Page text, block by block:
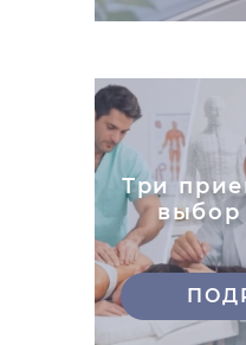
Три
выбор